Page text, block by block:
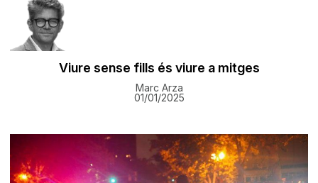
Viure sense fills és viure a mitges
Marc Arza
01/01/2025